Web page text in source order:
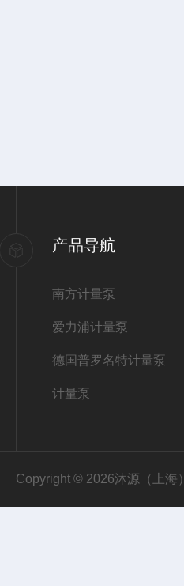
产品导航
南方计量泵
爱力浦计量泵
德国普罗名特计量泵
计量泵
Copyright © 2026沐源（上